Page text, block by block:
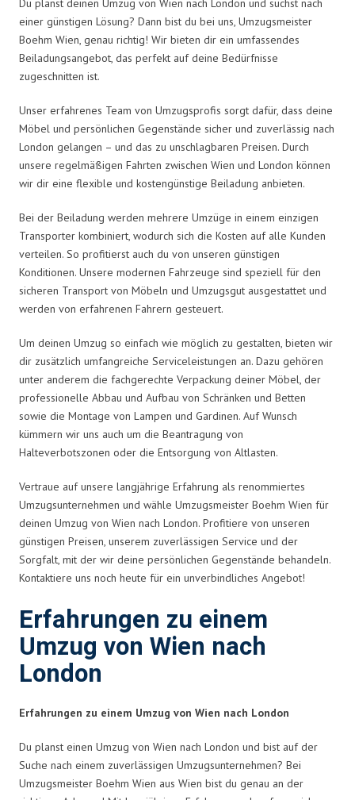
Du planst deinen Umzug von Wien nach London und suchst nach
einer günstigen Lösung? Dann bist du bei uns, Umzugsmeister
Boehm Wien, genau richtig! Wir bieten dir ein umfassendes
Beiladungsangebot, das perfekt auf deine Bedürfnisse
zugeschnitten ist.
Unser erfahrenes Team von Umzugsprofis sorgt dafür, dass deine
Möbel und persönlichen Gegenstände sicher und zuverlässig nach
London gelangen – und das zu unschlagbaren Preisen. Durch
unsere regelmäßigen Fahrten zwischen Wien und London können
wir dir eine flexible und kostengünstige Beiladung anbieten.
Bei der Beiladung werden mehrere Umzüge in einem einzigen
Transporter kombiniert, wodurch sich die Kosten auf alle Kunden
verteilen. So profitierst auch du von unseren günstigen
Konditionen. Unsere modernen Fahrzeuge sind speziell für den
sicheren Transport von Möbeln und Umzugsgut ausgestattet und
werden von erfahrenen Fahrern gesteuert.
Um deinen Umzug so einfach wie möglich zu gestalten, bieten wir
dir zusätzlich umfangreiche Serviceleistungen an. Dazu gehören
unter anderem die fachgerechte Verpackung deiner Möbel, der
professionelle Abbau und Aufbau von Schränken und Betten
sowie die Montage von Lampen und Gardinen. Auf Wunsch
kümmern wir uns auch um die Beantragung von
Halteverbotszonen oder die Entsorgung von Altlasten.
Vertraue auf unsere langjährige Erfahrung als renommiertes
Umzugsunternehmen und wähle Umzugsmeister Boehm Wien für
deinen Umzug von Wien nach London. Profitiere von unseren
günstigen Preisen, unserem zuverlässigen Service und der
Sorgfalt, mit der wir deine persönlichen Gegenstände behandeln.
Kontaktiere uns noch heute für ein unverbindliches Angebot!
Erfahrungen zu einem
Umzug von Wien nach
London
Erfahrungen zu einem Umzug von Wien nach London
Du planst einen Umzug von Wien nach London und bist auf der
Suche nach einem zuverlässigen Umzugsunternehmen? Bei
Umzugsmeister Boehm Wien aus Wien bist du genau an der